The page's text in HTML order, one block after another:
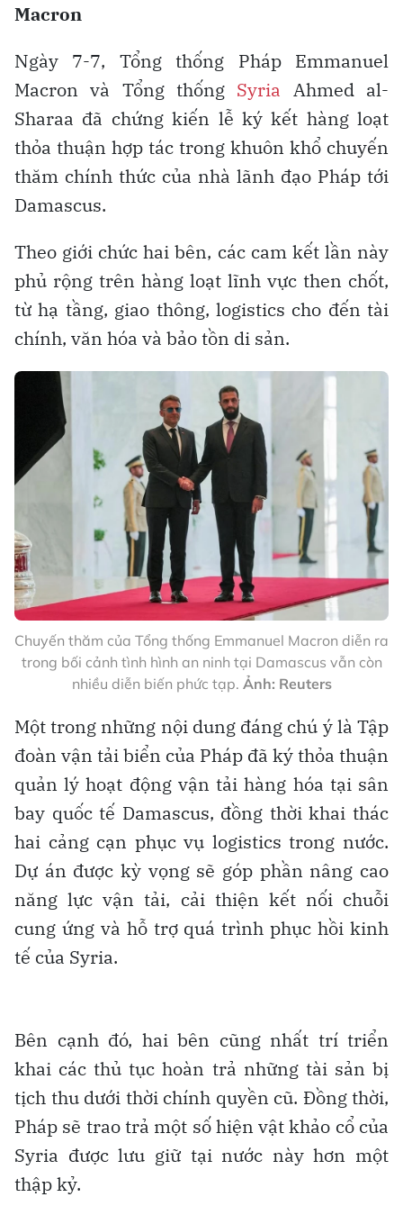
Macron
Ngày 7-7, Tổng thống Pháp Emmanuel
Macron và Tổng thống Syria Ahmed al-
Sharaa đã chứng kiến lễ ký kết hàng loạt
thỏa thuận hợp tác trong khuôn khổ chuyến
thăm chính thức của nhà lãnh đạo Pháp tới
Damascus.
Theo giới chức hai bên, các cam kết lần này
phủ rộng trên hàng loạt lĩnh vực then chốt,
từ hạ tầng, giao thông, logistics cho đến tài
chính, văn hóa và bảo tồn di sản.
Chuyến thăm của Tổng thống Emmanuel Macron diễn ra
trong bối cảnh tình hình an ninh tại Damascus vẫn còn
nhiều diễn biến phức tạp. Ảnh: Reuters
Một trong những nội dung đáng chú ý là Tập
đoàn vận tải biển của Pháp đã ký thỏa thuận
quản lý hoạt động vận tải hàng hóa tại sân
bay quốc tế Damascus, đồng thời khai thác
hai cảng cạn phục vụ logistics trong nước.
Dự án được kỳ vọng sẽ góp phần nâng cao
năng lực vận tải, cải thiện kết nối chuỗi
cung ứng và hỗ trợ quá trình phục hồi kinh
tế của Syria.
Bên cạnh đó, hai bên cũng nhất trí triển
khai các thủ tục hoàn trả những tài sản bị
tịch thu dưới thời chính quyền cũ. Đồng thời,
Pháp sẽ trao trả một số hiện vật khảo cổ của
Syria được lưu giữ tại nước này hơn một
thập kỷ.